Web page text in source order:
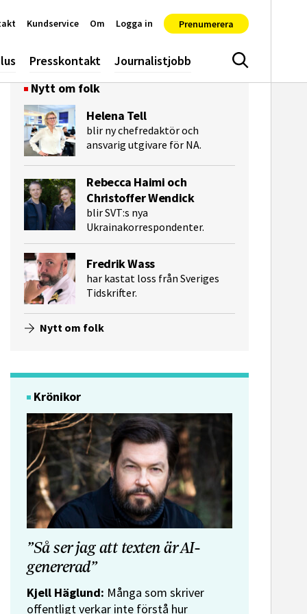
Presskontakt Journalistjobb Sök
Kundservice Om Logga in Prenumerera
post
Nytt om folk
Helena Tell
blir ny chefredaktör och
ansvarig utgivare för NA.
Rebecca Haimi och
Christoffer Wendick
blir SVT:s nya
Ukrainakorrespondenter.
Fredrik Wass
har kastat loss från Sveriges
Tidskrifter.
Nytt om folk
Krönikor
”Så ser jag att texten är AI-
genererad”
Kjell Häglund: Många som skriver
offentligt verkar inte förstå hur